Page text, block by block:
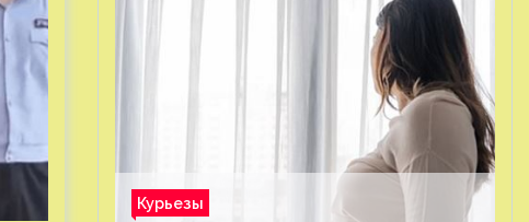
Курьезы